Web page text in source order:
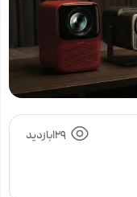
129بازدید